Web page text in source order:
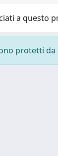
a questo
protetti